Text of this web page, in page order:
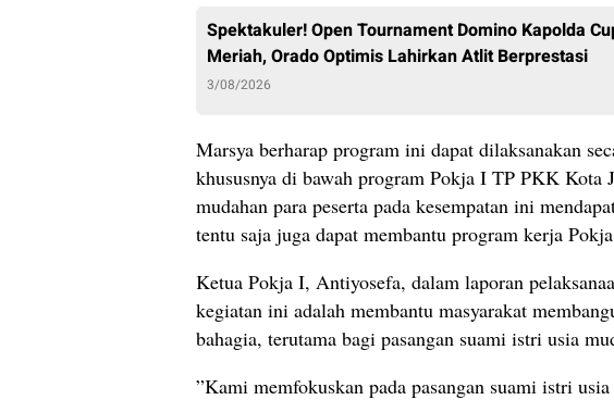
Spektakuler! Open Tournament Domino Kapolda
Meriah, Orado Optimis Lahirkan Atlit Berprestasi
3/08/2026
​Marsya berharap program ini dapat dilaksanakan
khususnya di bawah program Pokja I TP PKK Kota
mudahan para peserta pada kesempatan ini
tentu saja juga dapat membantu program kerja
​Ketua Pokja I, Antiyosefa, dalam laporan
kegiatan ini adalah membantu masyarakat
bahagia, terutama bagi pasangan suami istri usia
​”Kami memfokuskan pada pasangan suami istri